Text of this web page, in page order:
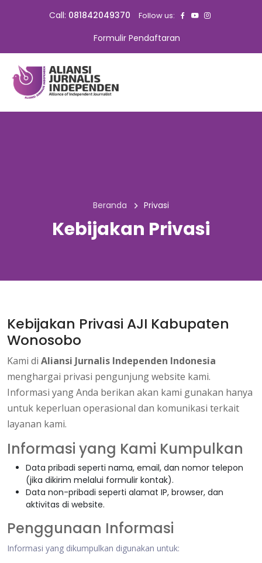
Call: 081842049370 Follow us:
Formulir Pendaftaran
Beranda Privasi
Kebijakan Privasi
Kebijakan Privasi AJI Kabupaten
Wonosobo
Kami di Aliansi Jurnalis Independen Indonesia
menghargai privasi pengunjung website kami.
Informasi yang Anda berikan akan kami gunakan hanya
untuk keperluan operasional dan komunikasi terkait
layanan kami.
Informasi yang Kami Kumpulkan
Data pribadi seperti nama, email, dan nomor telepon
(jika dikirim melalui formulir kontak).
Data non-pribadi seperti alamat IP, browser, dan
aktivitas di website.
Penggunaan Informasi
Informasi yang dikumpulkan digunakan untuk: